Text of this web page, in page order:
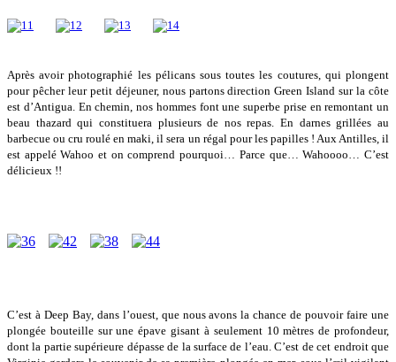
Après avoir photographié les pélicans sous toutes les coutures, qui plongent
pour pêcher leur petit déjeuner, nous partons direction Green Island sur la côte
est d’Antigua. En chemin, nos hommes font une superbe prise en remontant un
beau thazard qui constituera plusieurs de nos repas. En darnes grillées au
barbecue ou cru roulé en maki, il sera un régal pour les papilles ! Aux Antilles, il
est appelé Wahoo et on comprend pourquoi… Parce que… Wahoooo… C’est
délicieux !!
C’est à Deep Bay, dans l’ouest, que nous avons la chance de pouvoir faire une
plongée bouteille sur une épave gisant à seulement 10 mètres de profondeur,
dont la partie supérieure dépasse de la surface de l’eau. C’est de cet endroit que